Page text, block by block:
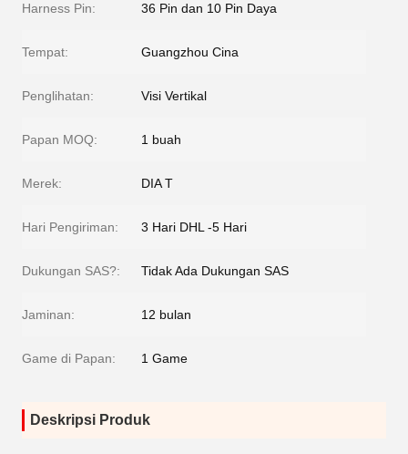
Harness Pin: 36 Pin dan 10 Pin Daya
Tempat: Guangzhou Cina
Penglihatan: Visi Vertikal
Papan MOQ: 1 buah
Merek: DIA T
Hari Pengiriman: 3 Hari DHL -5 Hari
Dukungan SAS?: Tidak Ada Dukungan SAS
Jaminan: 12 bulan
Game di Papan: 1 Game
Deskripsi Produk